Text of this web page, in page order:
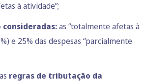
à atividade”;
consideradas:as “totalmente afetas à
e 25% das despesas “parcialmente
regras de tributação da